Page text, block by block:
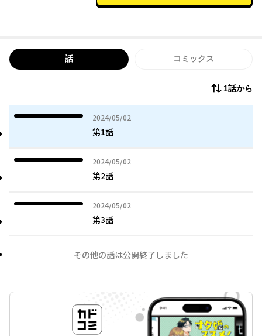
話 コミックス
1話から
2024/05/02
2024年05月02日
第1話
2024/05/02
2024年05月02日
第2話
2024/05/02
2024年05月02日
第3話
その他の話は公開終了しました